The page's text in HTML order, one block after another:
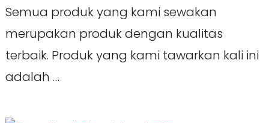
Semua produk yang kami sewakan
merupakan produk dengan kualitas
terbaik. Produk yang kami tawarkan kali ini
adalah …